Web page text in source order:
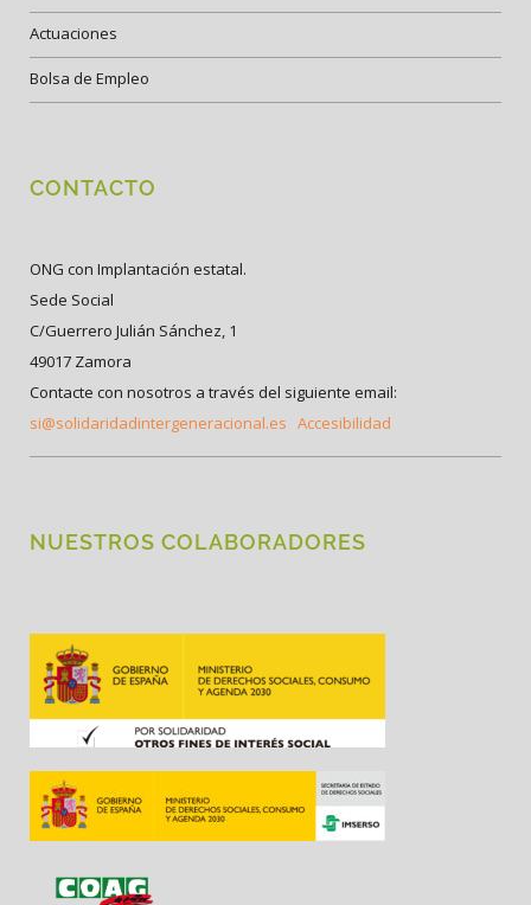
Actuaciones
Bolsa de Empleo
CONTACTO
ONG con Implantación estatal.
Sede Social
C/Guerrero Julián Sánchez, 1
49017 Zamora
Contacte con nosotros a través del siguiente email:
si@solidaridadintergeneracional.es Accesibilidad
NUESTROS COLABORADORES